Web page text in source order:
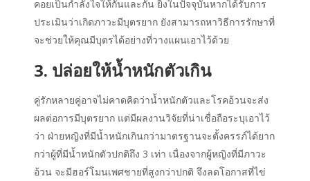
คอยเป็นกำลังใจให้กันและกัน ยิ่งในปัจจุบันหากได้รับการ
ประเมินว่าเกิดภาวะมีบุตรยาก ยังสามารถหาวิธีการรักษาที่
จะช่วยให้คุณมีบุตรได้อย่างที่วางแผนเอาไว้ด้วย
3. ปล่อยให้น้ำหนักตัวเกิน
คู่รักหลายคู่อาจไม่คาดคิดว่าน้ำหนักตัวและโรคอ้วนจะส่ง
ผลต่อการมีบุตรยาก แต่มีผลงานวิจัยที่น่าเชื่อถือระบุเอาไว้
ว่า ฝ่ายหญิงที่มีน้ำหนักเกินกว่ามาตรฐานจะตั้งครรภ์ได้ยาก
กว่าผู้ที่มีน้ำหนักตัวปกติถึง 3 เท่า เนื่องจากผู้หญิงที่มีภาวะ
อ้วน จะมีฮอร์โมนเพศชายที่สูงกว่าปกติ จึงลดโอกาสที่ไข่